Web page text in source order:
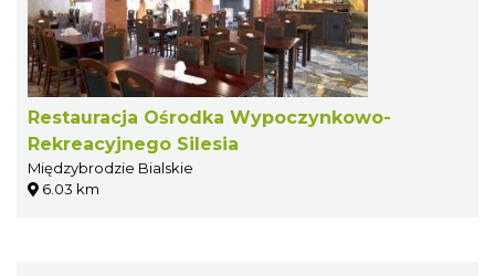
Restauracja Ośrodka Wypoczynkowo-
Rekreacyjnego Silesia
Międzybrodzie Bialskie
6.03 km